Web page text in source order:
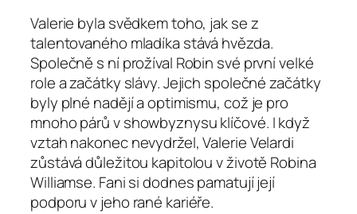
Valerie byla svědkem toho, jak se z
talentovaného mladíka stává hvězda.
Společně s ní prožíval Robin své první velké
role a začátky slávy. Jejich společné začátky
byly plné nadějí a optimismu, což je pro
mnoho párů v showbyznysu klíčové. I když
vztah nakonec nevydržel, Valerie Velardi
zůstává důležitou kapitolou v životě Robina
Williamse. Fani si dodnes pamatují její
podporu v jeho rané kariéře.